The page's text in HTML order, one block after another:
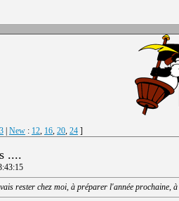
3 New : 12, 16, 20, 24 ]
....
rester chez moi, à préparer l'année prochaine,